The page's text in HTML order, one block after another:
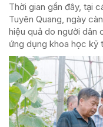
Thời gian gần đây, tại
Tuyên Quang, ngày
hiệu quả do người dân
ứng dụng khoa học kỹ